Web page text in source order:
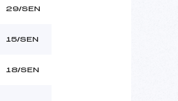
29/SEN
15/SEN
18/SEN